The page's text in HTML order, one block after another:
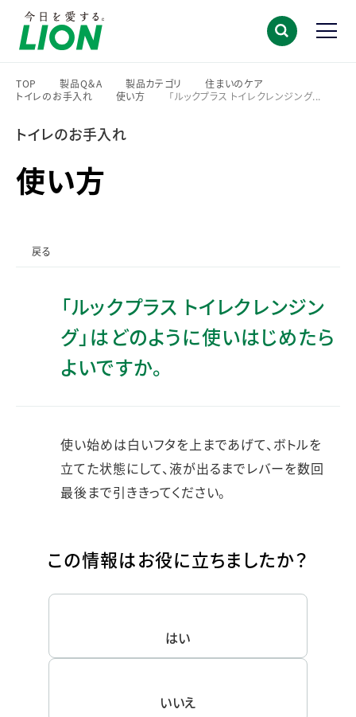
TOP
>
製品Q＆A
>
製品カテゴリ
>
住まいのケア
>
トイレのお手入れ
使い方
「ルックプラス トイレクレンジング...
トイレのお手入れ
使い方
戻る
「ルックプラス トイレクレンジン
グ」はどのように使いはじめたら
よいですか。
使い始めは白いフタを上まであげて、ボトルを
立てた状態にして、液が出るまでレバーを数回
最後まで引ききってください。
この情報はお役に立ちましたか？
はい
いいえ